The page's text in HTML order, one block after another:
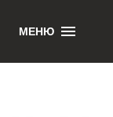
МЕНЮ